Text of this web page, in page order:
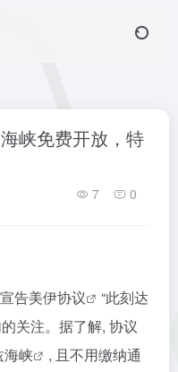
峡免费开放，特
7 0
告美伊协议
“此刻达
关注。据了解, 协议
海峡
, 且不用缴纳通